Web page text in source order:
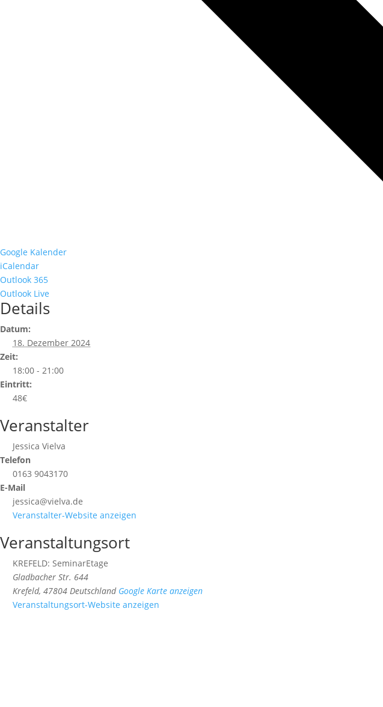
Google Kalender
iCalendar
Outlook 365
Outlook Live
Details
Datum:
18. Dezember 2024
Zeit:
18:00 - 21:00
Eintritt:
48€
Veranstalter
Jessica Vielva
Telefon
0163 9043170
E-Mail
jessica@vielva.de
Veranstalter-Website anzeigen
Veranstaltungsort
KREFELD: SeminarEtage
Gladbacher Str. 644
Krefeld, 47804 Deutschland Google Karte anzeigen
Veranstaltungsort-Website anzeigen